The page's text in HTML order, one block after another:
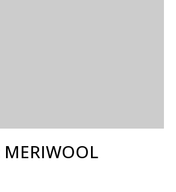
MERIWOOL